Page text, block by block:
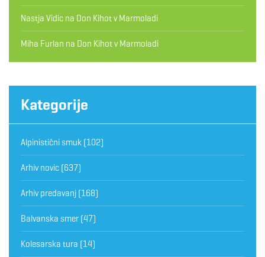
Nastja Vidic na Don Kihot v Marmoladi
Miha Furlan na Don Kihot v Marmoladi
Kategorije
Alpinistični smuk (102)
Arhiv novic (637)
Arhiv predavanj (168)
Balvanska smer (47)
Kolesarska tura (14)